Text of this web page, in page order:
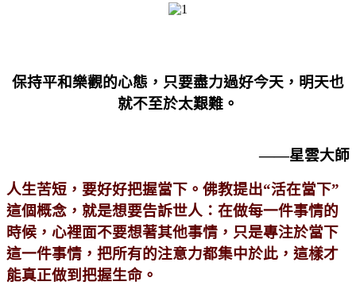
保持平和樂觀的心態，只要盡力過好今天，明天也
就不至於太艱難。
——星雲大師
人生苦短，要好好把握當下。佛教提出“活在當下”
這個概念，就是想要告訴世人：在做每一件事情的
時候，心裡面不要想著其他事情，只是專注於當下
這一件事情，把所有的注意力都集中於此，這樣才
能真正做到把握生命。